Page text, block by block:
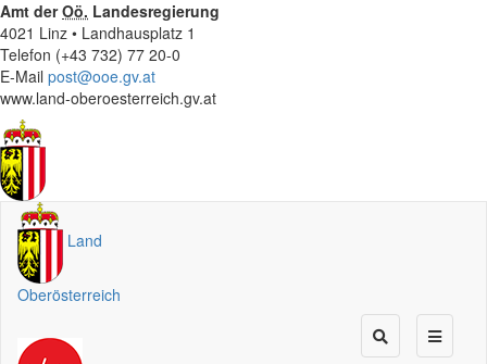
Amt derOö. Landesregierung
4021 Linz • Landhausplatz 1
Telefon (+43 732) 77 20-0
E-Mail post@ooe.gv.at
www.land-oberoesterreich.gv.at
Land
Oberösterreich